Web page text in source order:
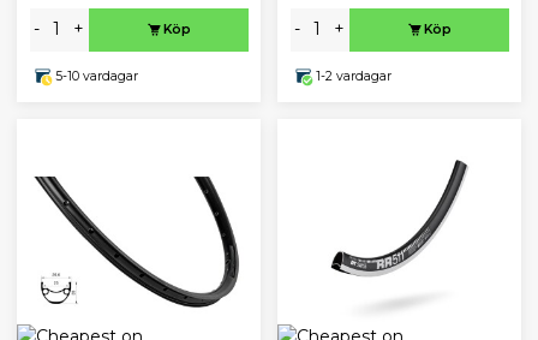
- + Köp
5-10 vardagar
- + Köp
1-2 vardagar